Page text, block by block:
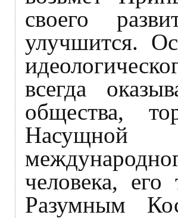
своего
улучшится.
всегда
общества,
Насущной
человека,
Разумным